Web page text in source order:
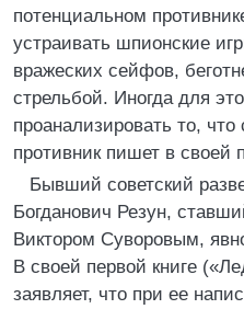
потенциальном
устраивать шпионские
вражеских сейфов,
стрельбой. Иногда для
проанализировать то,
противник пишет в своей
Бывший советский
Богданович Резун,
Виктором Суворовым,
В своей первой книге
заявляет, что при ее